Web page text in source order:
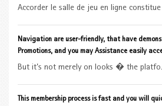
Accorder le salle de jeu en ligne constitue
Navigation are user-friendly, that have
Promotions, and you may Assistance easily
But it’s not merely on looks � the
This membership process is fast and you will